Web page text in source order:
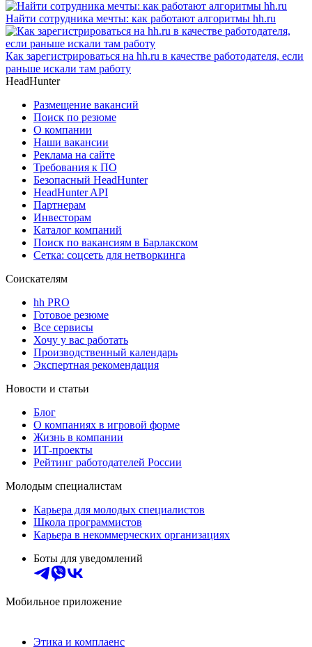
Найти сотрудника мечты: как работают алгоритмы hh.ru
Как зарегистрироваться на hh.ru в качестве работодателя, если
раньше искали там работу
HeadHunter
Размещение вакансий
Поиск по резюме
О компании
Наши вакансии
Реклама на сайте
Требования к ПО
Безопасный HeadHunter
HeadHunter API
Партнерам
Инвесторам
Каталог компаний
Поиск по вакансиям в Барлакском
Сетка: соцсеть для нетворкинга
Соискателям
hh PRO
Готовое резюме
Все сервисы
Хочу у вас работать
Производственный календарь
Экспертная рекомендация
Новости и статьи
Блог
О компаниях в игровой форме
Жизнь в компании
ИТ-проекты
Рейтинг работодателей России
Молодым специалистам
Карьера для молодых специалистов
Школа программистов
Карьера в некоммерческих организациях
Боты для уведомлений
Мобильное приложение
Этика и комплаенс